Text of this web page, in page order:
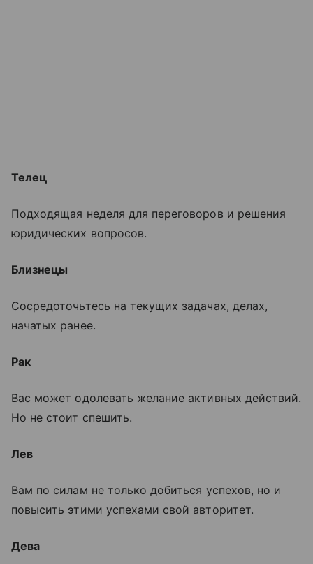
Телец
Подходящая неделя для переговоров и решения
юридических вопросов.
Близнецы
Сосредоточьтесь на текущих задачах, делах,
начатых ранее.
Рак
Вас может одолевать желание активных действий.
Но не стоит спешить.
Лев
Вам по силам не только добиться успехов, но и
повысить этими успехами свой авторитет.
Дева